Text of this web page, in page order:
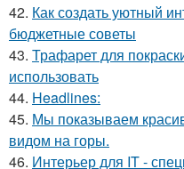
42. Как создать уютный
бюджетные советы
43. Трафарет для
использовать
44. Headlines:
45. Мы показываем
видом на горы.
46. Интерьер для IT -